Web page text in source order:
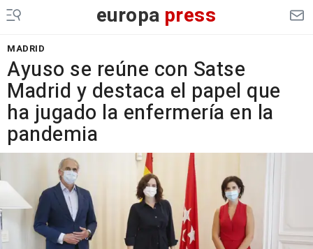
europa press
MADRID
Ayuso se reúne con Satse
Madrid y destaca el papel que
ha jugado la enfermería en la
pandemia